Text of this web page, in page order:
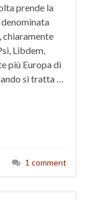
prende la
chiaramente
Libdem,
più Europa di
si tratta …
1 comment